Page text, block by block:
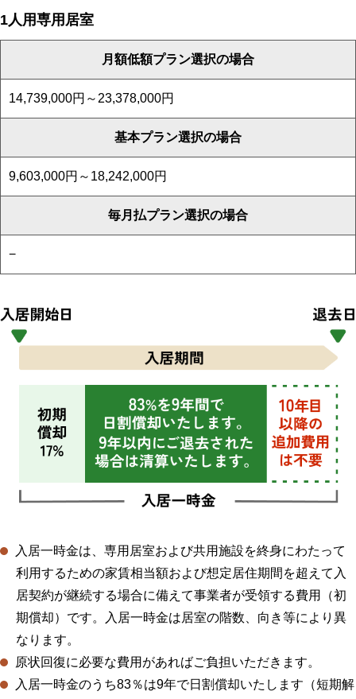
1人用専用居室
月額低額プラン選択の場合
14,739,000円～23,378,000円
基本プラン選択の場合
9,603,000円～18,242,000円
毎月払プラン選択の場合
−
入居一時金は、専用居室および共用施設を終身にわたって
利用するための家賃相当額および想定居住期間を超えて入
居契約が継続する場合に備えて事業者が受領する費用（初
期償却）です。入居一時金は居室の階数、向き等により異
なります。
原状回復に必要な費用があればご負担いただきます。
入居一時金のうち83％は9年で日割償却いたします（短期解